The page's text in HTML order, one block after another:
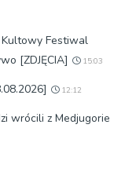
Kultowy Festiwal
[ZDJĘCIA]
15:03
12:12
wrócili z Medjugorie